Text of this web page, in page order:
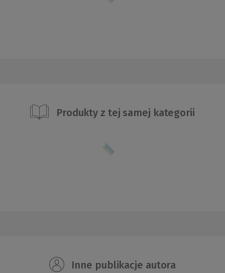
Produkty z tej samej kategorii
Inne publikacje autora